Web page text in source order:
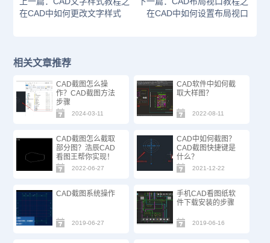
在CAD中如何更改文字样式
在CAD中如何设置布局视口
相关文章推荐
CAD截图怎么操
作？CAD截图方法
步骤
2024-03-11
CAD软件中如何截
取大样图？
2022-08-11
CAD截图怎么截取
部分图？浩辰CAD
看图王帮你实现！
2022-06-27
CAD中如何截图？
CAD截图快捷键是
什么？
2021-12-22
CAD截图系统操作
2019-06-27
手机CAD看图纸软
件下载安装的步骤
2019-06-16